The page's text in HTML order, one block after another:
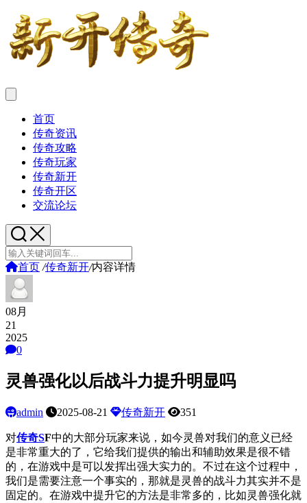
首页
传奇资讯
传奇攻略
传奇玩家
传奇新开
传奇开区
交流论坛
首页 /传奇新开/内容详情
08月
21
2025
0
灵兽强化以后战斗力提升明显吗
admin 2025-08-21 传奇新开 351
对传奇SF中的大部分玩家来说，如今灵兽对我们的意义已经
是非常重大的了，它给我们提供的输出和辅助效果是很不错
的，在游戏中是可以发挥出强大实力的。不过在这个过程中，
我们是需要注意一个事实的，那就是灵兽的战斗力其实并不是
固定的。在游戏中提升它的方法是非常多的，比如灵兽强化就